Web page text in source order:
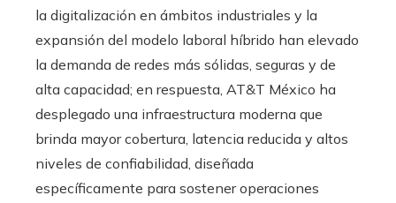
la digitalización en ámbitos industriales y la
expansión del modelo laboral híbrido han elevado
la demanda de redes más sólidas, seguras y de
alta capacidad; en respuesta, AT&T México ha
desplegado una infraestructura moderna que
brinda mayor cobertura, latencia reducida y altos
niveles de confiabilidad, diseñada
específicamente para sostener operaciones